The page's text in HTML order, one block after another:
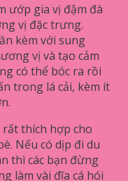
ướp gia vị đậm đà
vị đặc trưng.
kèm với sung
vị và tạo cảm
có thể bóc ra rồi
trong lá cải, kèm ít
thích hợp cho
Nếu có dịp đi du
thì các bạn đừng
làm vài đĩa cá hói